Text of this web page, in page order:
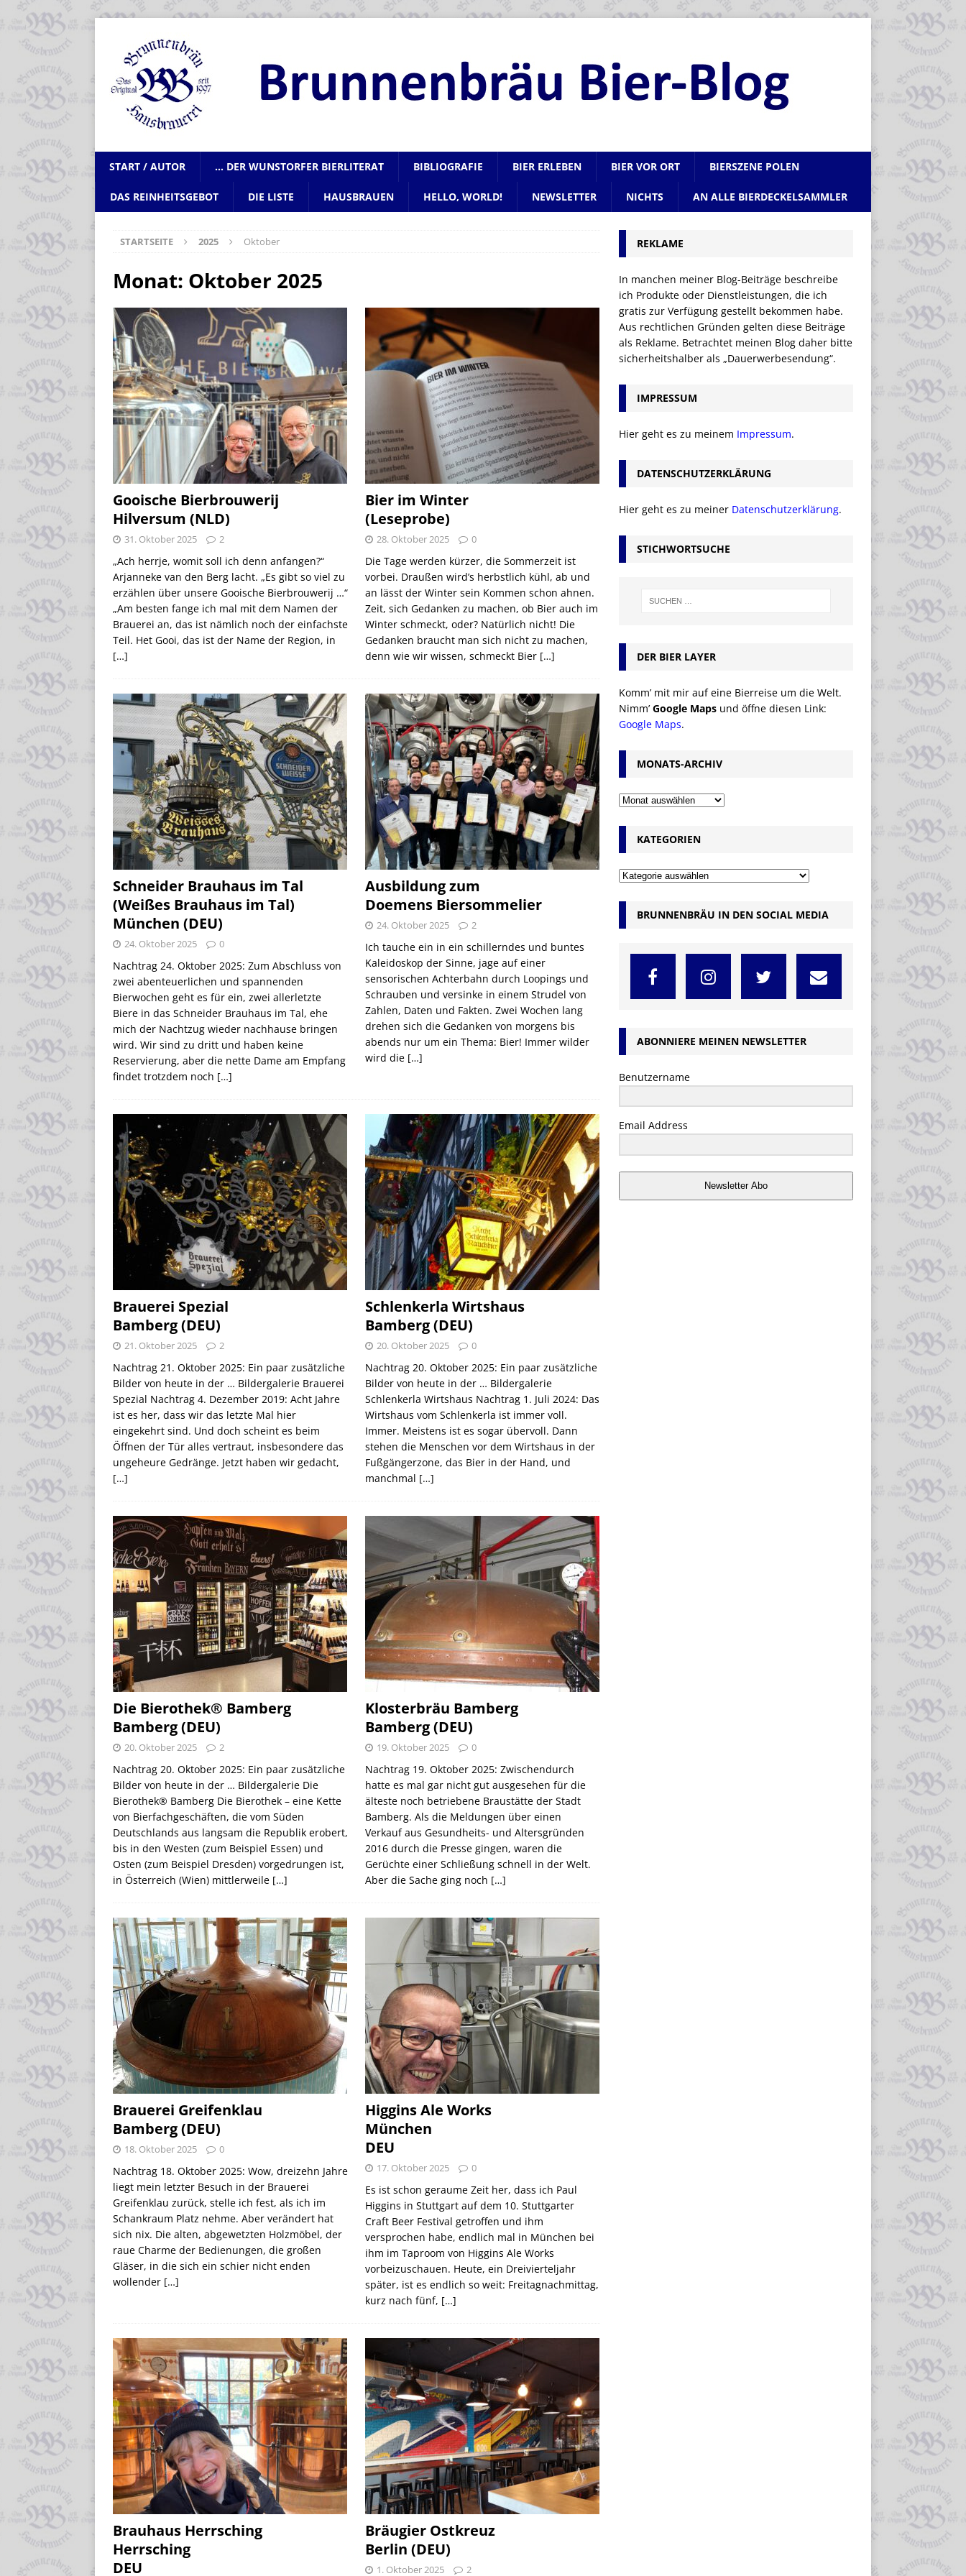
START / AUTOR … DER WUNSTORFER BIERLITERAT BIBLIOGRAFIE BIER ERLEBEN BIER VOR ORT BIERSZENE POLEN
DAS REINHEITSGEBOT DIE LISTE HAUSBRAUEN HELLO, WORLD! NEWSLETTER NICHTS AN ALLE BIERDECKELSAMMLER
STARTSEITE 2025 Oktober
Monat: Oktober 2025
Gooische Bierbrouwerij
Hilversum (NLD)
31. Oktober 2025 2
„Ach herrje, womit soll ich denn anfangen?“
Arjanneke van den Berg lacht. „Es gibt so viel zu
erzählen über unsere Gooische Bierbrouwerij …“
„Am besten fange ich mal mit dem Namen der
Brauerei an, das ist nämlich noch der einfachste
Teil. Het Gooi, das ist der Name der Region, in
[…]
Bier im Winter
(Leseprobe)
28. Oktober 2025 0
Die Tage werden kürzer, die Sommerzeit ist
vorbei. Draußen wird’s herbstlich kühl, ab und
an lässt der Winter sein Kommen schon ahnen.
Zeit, sich Gedanken zu machen, ob Bier auch im
Winter schmeckt, oder? Natürlich nicht! Die
Gedanken braucht man sich nicht zu machen,
denn wie wir wissen, schmeckt Bier […]
Schneider Brauhaus im Tal
(Weißes Brauhaus im Tal)
München (DEU)
24. Oktober 2025 0
Nachtrag 24. Oktober 2025: Zum Abschluss von
zwei abenteuerlichen und spannenden
Bierwochen geht es für ein, zwei allerletzte
Biere in das Schneider Brauhaus im Tal, ehe
mich der Nachtzug wieder nachhause bringen
wird. Wir sind zu dritt und haben keine
Reservierung, aber die nette Dame am Empfang
findet trotzdem noch […]
Ausbildung zum
Doemens Biersommelier
24. Oktober 2025 2
Ich tauche ein in ein schillerndes und buntes
Kaleidoskop der Sinne, jage auf einer
sensorischen Achterbahn durch Loopings und
Schrauben und versinke in einem Strudel von
Zahlen, Daten und Fakten. Zwei Wochen lang
drehen sich die Gedanken von morgens bis
abends nur um ein Thema: Bier! Immer wilder
wird die […]
Brauerei Spezial
Bamberg (DEU)
21. Oktober 2025 2
Nachtrag 21. Oktober 2025: Ein paar zusätzliche
Bilder von heute in der … Bildergalerie Brauerei
Spezial Nachtrag 4. Dezember 2019: Acht Jahre
ist es her, dass wir das letzte Mal hier
eingekehrt sind. Und doch scheint es beim
Öffnen der Tür alles vertraut, insbesondere das
ungeheure Gedränge. Jetzt haben wir gedacht,
[…]
Schlenkerla Wirtshaus
Bamberg (DEU)
20. Oktober 2025 0
Nachtrag 20. Oktober 2025: Ein paar zusätzliche
Bilder von heute in der … Bildergalerie
Schlenkerla Wirtshaus Nachtrag 1. Juli 2024: Das
Wirtshaus vom Schlenkerla ist immer voll.
Immer. Meistens ist es sogar übervoll. Dann
stehen die Menschen vor dem Wirtshaus in der
Fußgängerzone, das Bier in der Hand, und
manchmal […]
Die Bierothek® Bamberg
Bamberg (DEU)
20. Oktober 2025 2
Nachtrag 20. Oktober 2025: Ein paar zusätzliche
Bilder von heute in der … Bildergalerie Die
Bierothek® Bamberg Die Bierothek – eine Kette
von Bierfachgeschäften, die vom Süden
Deutschlands aus langsam die Republik erobert,
bis in den Westen (zum Beispiel Essen) und
Osten (zum Beispiel Dresden) vorgedrungen ist,
in Österreich (Wien) mittlerweile […]
Klosterbräu Bamberg
Bamberg (DEU)
19. Oktober 2025 0
Nachtrag 19. Oktober 2025: Zwischendurch
hatte es mal gar nicht gut ausgesehen für die
älteste noch betriebene Braustätte der Stadt
Bamberg. Als die Meldungen über einen
Verkauf aus Gesundheits- und Altersgründen
2016 durch die Presse gingen, waren die
Gerüchte einer Schließung schnell in der Welt.
Aber die Sache ging noch […]
Brauerei Greifenklau
Bamberg (DEU)
18. Oktober 2025 0
Nachtrag 18. Oktober 2025: Wow, dreizehn Jahre
liegt mein letzter Besuch in der Brauerei
Greifenklau zurück, stelle ich fest, als ich im
Schankraum Platz nehme. Aber verändert hat
sich nix. Die alten, abgewetzten Holzmöbel, der
raue Charme der Bedienungen, die großen
Gläser, in die sich ein schier nicht enden
wollender […]
Higgins Ale Works
München
DEU
17. Oktober 2025 0
Es ist schon geraume Zeit her, dass ich Paul
Higgins in Stuttgart auf dem 10. Stuttgarter
Craft Beer Festival getroffen und ihm
versprochen habe, endlich mal in München bei
ihm im Taproom von Higgins Ale Works
vorbeizuschauen. Heute, ein Dreivierteljahr
später, ist es endlich so weit: Freitagnachmittag,
kurz nach fünf, […]
Brauhaus Herrsching
Herrsching
DEU
Bräugier Ostkreuz
Berlin (DEU)
1. Oktober 2025 2
REKLAME
In manchen meiner Blog-Beiträge beschreibe
ich Produkte oder Dienstleistungen, die ich
gratis zur Verfügung gestellt bekommen habe.
Aus rechtlichen Gründen gelten diese Beiträge
als Reklame. Betrachtet meinen Blog daher bitte
sicherheitshalber als „Dauerwerbesendung“.
IMPRESSUM
Hier geht es zu meinem Impressum.
DATENSCHUTZERKLÄRUNG
Hier geht es zu meiner Datenschutzerklärung.
STICHWORTSUCHE
DER BIER LAYER
Komm’ mit mir auf eine Bierreise um die Welt.
Nimm’ Google Maps und öffne diesen Link:
Google Maps.
MONATS-ARCHIV
KATEGORIEN
BRUNNENBRÄU IN DEN SOCIAL MEDIA
ABONNIERE MEINEN NEWSLETTER
Benutzername
Email Address
Newsletter Abo